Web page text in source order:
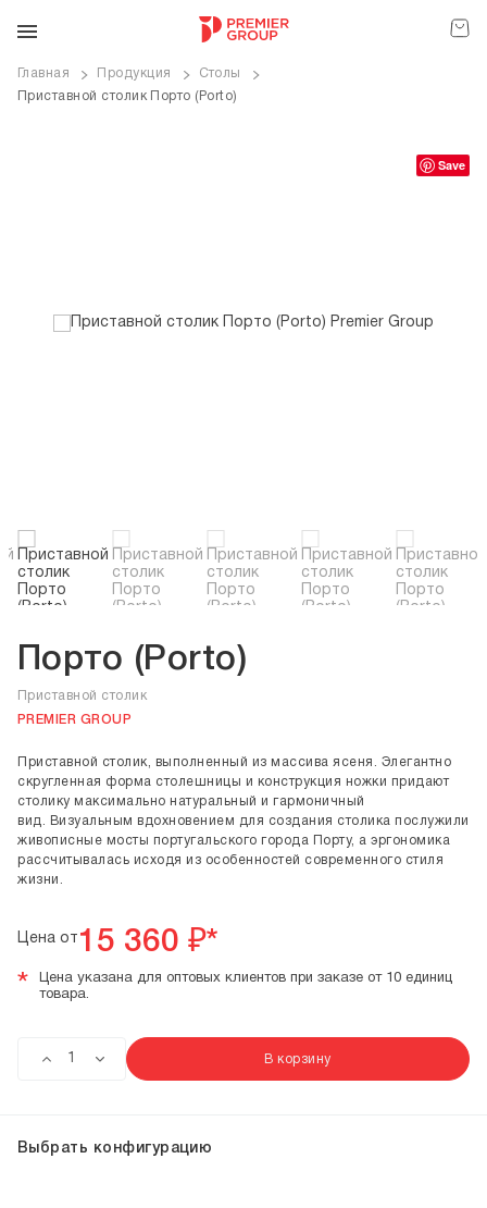
Главная Продукция
Столы
Приставной столик Порто (Porto)
Save
Порто (Porto)
Приставной столик
PREMIER GROUP
Приставной столик, выполненный из массива ясеня. Элегантно
скругленная форма столешницы и конструкция ножки придают
столику максимально натуральный и гармоничный
вид. Визуальным вдохновением для создания столика послужили
живописные мосты португальского города Порту, а эргономика
рассчитывалась исходя из особенностей современного стиля
жизни.
Цена от 15 360 ₽*
*
Цена указана для оптовых клиентов при заказе от 10 единиц
товара.
В корзину
Выбрать конфигурацию